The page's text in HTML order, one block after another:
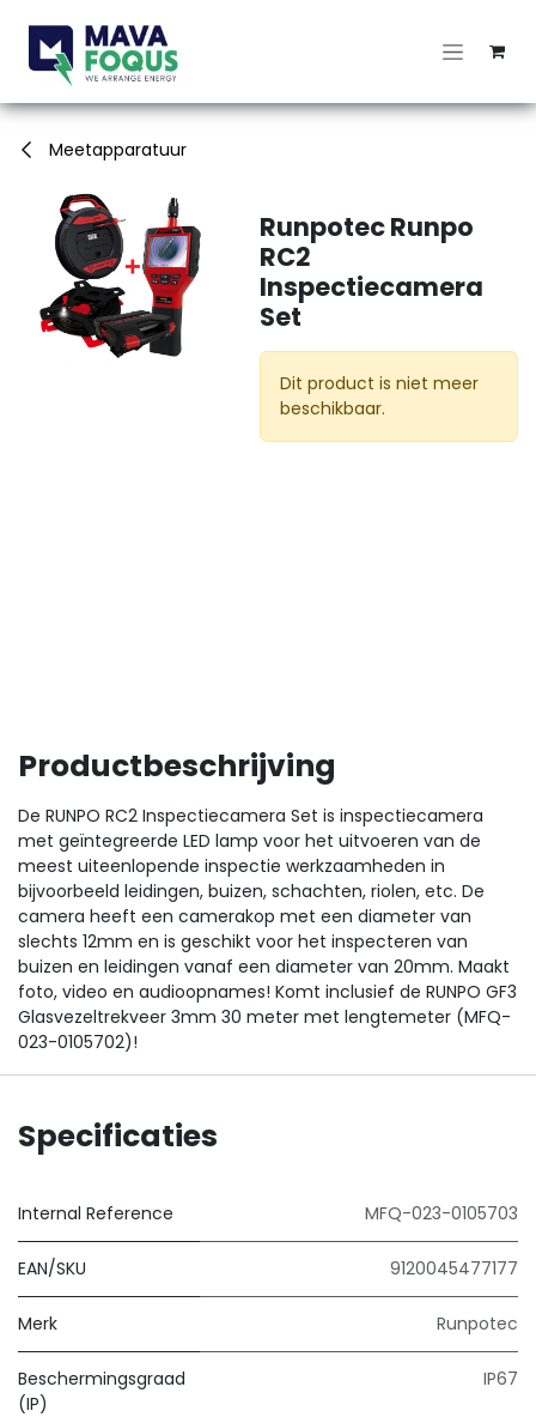
Meetapparatuur
Runpotec Runpo
RC2
Inspectiecamera
Set
Dit product is niet meer
beschikbaar.
Productbeschrijving
De RUNPO RC2 Inspectiecamera Set is inspectiecamera
met geïntegreerde LED lamp voor het uitvoeren van de
meest uiteenlopende inspectie werkzaamheden in
bijvoorbeeld leidingen, buizen, schachten, riolen, etc. De
camera heeft een camerakop met een diameter van
slechts 12mm en is geschikt voor het inspecteren van
buizen en leidingen vanaf een diameter van 20mm. Maakt
foto, video en audioopnames! Komt inclusief de RUNPO GF3
Glasvezeltrekveer 3mm 30 meter met lengtemeter (MFQ-
023-0105702)!
Specificaties
Internal Reference MFQ-023-0105703
EAN/SKU 9120045477177
Merk Runpotec
Beschermingsgraad
(IP)
IP67